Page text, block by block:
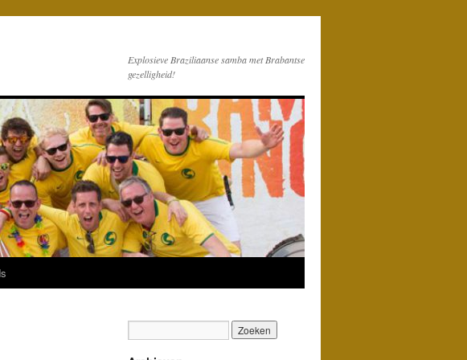
Explosieve Braziliaanse samba met Brabantse
gezelligheid!